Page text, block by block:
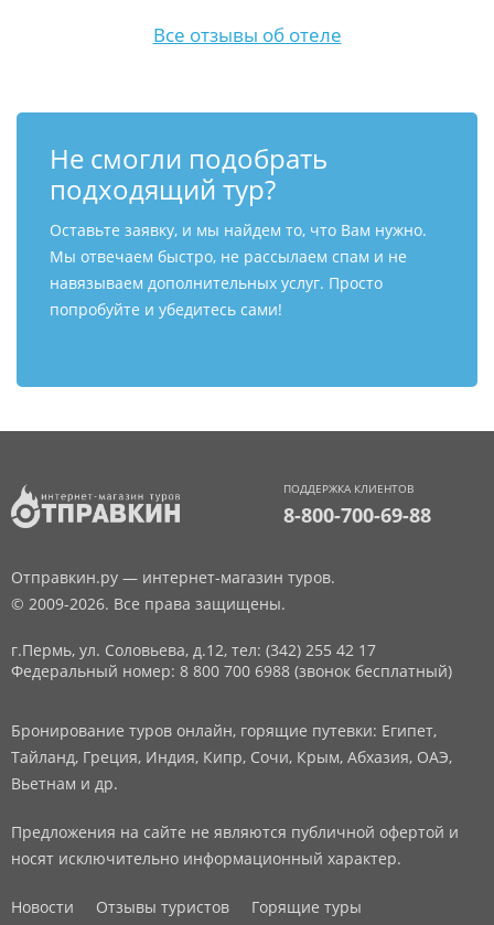
Все отзывы об отеле
Не смогли подобрать
подходящий тур?
Оставьте заявку, и мы найдем то, что Вам нужно.
Мы отвечаем быстро, не рассылаем спам и не
навязываем дополнительных услуг. Просто
попробуйте и убедитесь сами!
ПОДДЕРЖКА КЛИЕНТОВ
8-800-700-69-88
Отправкин.ру — интернет-магазин туров.
© 2009-2026. Все права защищены.
г.Пермь, ул. Соловьева, д.12, тел: (342) 255 42 17
Федеральный номер: 8 800 700 6988 (звонок бесплатный)
Бронирование туров онлайн, горящие путевки: Египет,
Тайланд, Греция, Индия, Кипр, Сочи, Крым, Абхазия, ОАЭ,
Вьетнам и др.
Предложения на сайте не являются публичной офертой и
носят исключительно информационный характер.
Новости Отзывы туристов
Горящие туры